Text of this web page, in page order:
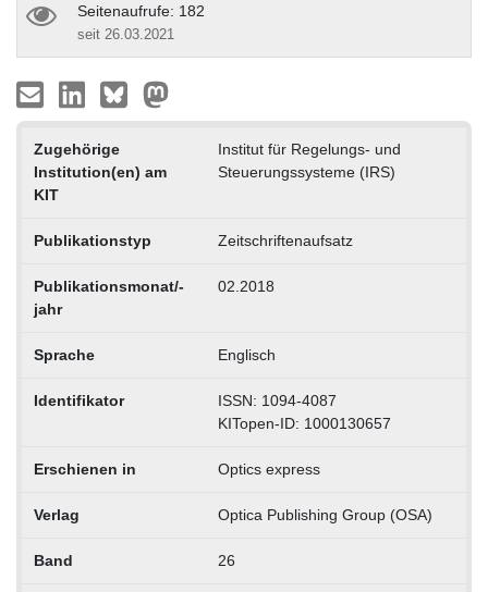
Seitenaufrufe: 182
seit 26.03.2021
Zugehörige
Institution(en) am
KIT
Institut für Regelungs- und
Steuerungssysteme (IRS)
Publikationstyp Zeitschriftenaufsatz
Publikationsmonat/-
jahr
02.2018
Sprache Englisch
Identifikator
ISSN: 1094-4087
KITopen-ID: 1000130657
Erschienen in Optics express
Verlag Optica Publishing Group (OSA)
Band 26